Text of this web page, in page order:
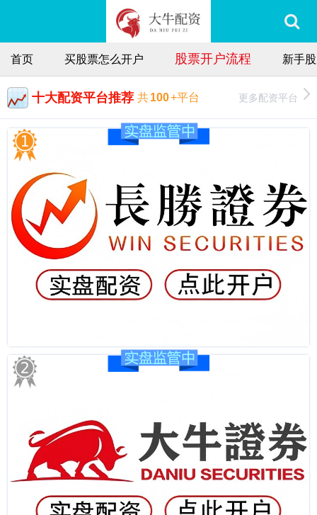
首页 买股票怎么开户 股票开户流程 新手
十大配资平台推荐 共100+平台 更多配资平台